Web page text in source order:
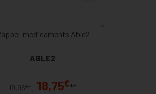
medicaments Able2
ABLE2
19,95€ * 18,75€**